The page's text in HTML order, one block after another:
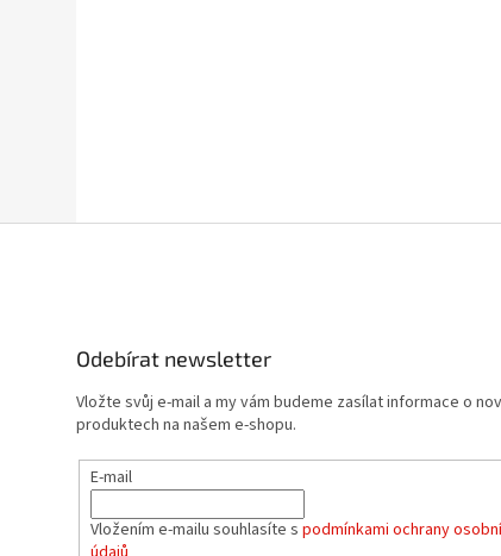
Odebírat newsletter
Vložte svůj e-mail a my vám budeme zasílat informace o
produktech na našem e-shopu.
E-mail
Vložením e-mailu souhlasíte s podmínkami ochrany